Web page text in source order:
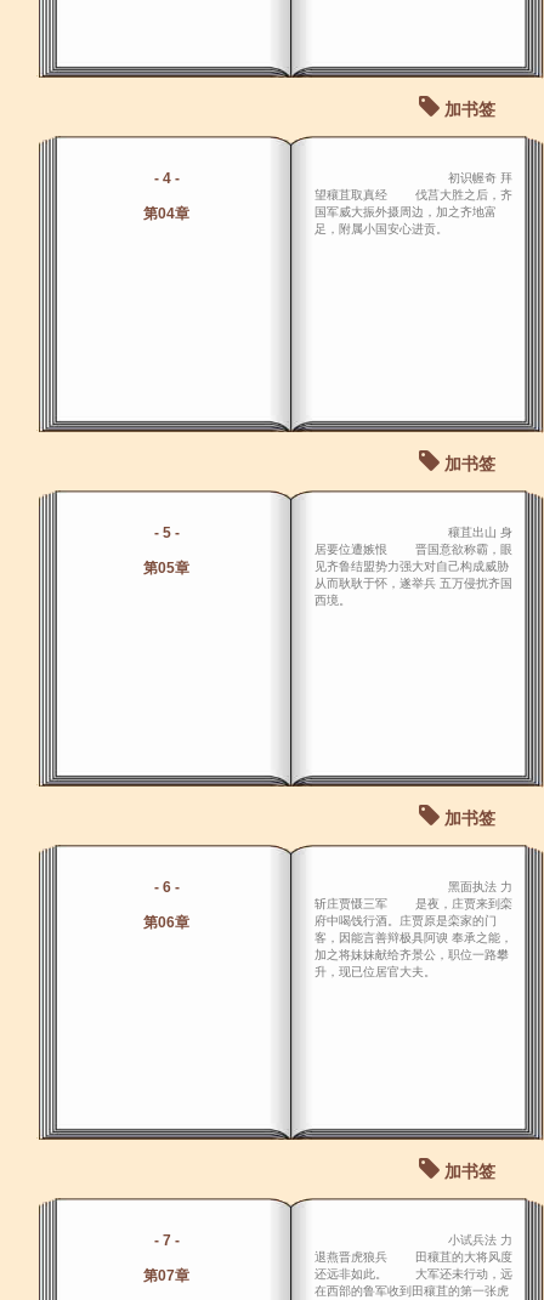
加书签
- 4 -
第04章
初识幄奇 拜
望穰苴取真经 伐莒大胜之后，齐
国军威大振外摄周边，加之齐地富
足，附属小国安心进贡。
加书签
- 5 -
第05章
穰苴出山 身
居要位遭嫉恨 晋国意欲称霸，眼
见齐鲁结盟势力强大对自己构成威胁
从而耿耿于怀，遂举兵 五万侵扰齐国
西境。
加书签
- 6 -
第06章
黑面执法 力
斩庄贾慑三军 是夜，庄贾来到栾
府中喝饯行酒。庄贾原是栾家的门
客，因能言善辩极具阿谀 奉承之能，
加之将妹妹献给齐景公，职位一路攀
升，现已位居官大夫。
加书签
- 7 -
第07章
小试兵法 力
退燕晋虎狼兵 田穰苴的大将风度
还远非如此。 大军还未行动，远
在西部的鲁军收到田穰苴的第一张虎